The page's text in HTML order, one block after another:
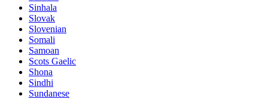
Sinhala
Slovak
Slovenian
Somali
Samoan
Scots Gaelic
Shona
Sindhi
Sundanese